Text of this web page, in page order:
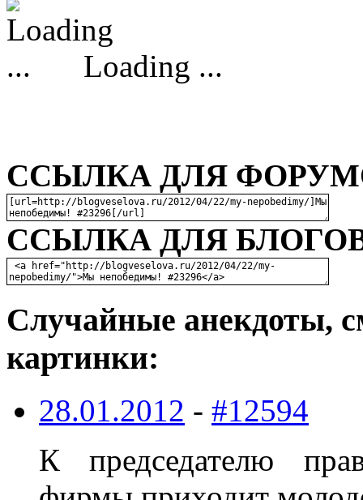
Loading ...
ССЫЛКА ДЛЯ
ССЫЛКА ДЛЯ БЛОГОВ
Случайные анекдоты,
картинки:
28.01.2012 - #12594
К председателю